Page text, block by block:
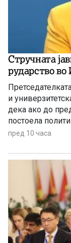
Стручната
рударство
и
дека ако до
постоела
таа политика е
пред 10 часа